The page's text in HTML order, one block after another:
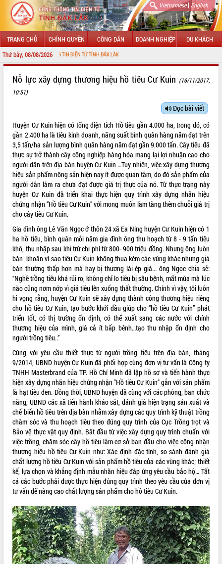
Vietnamese| English
TRANG CHỦ CHÍNH QUYỀN CÔNG DÂN DOANH NGHIỆP DU KHÁCH
Thứ bảy, 08/08/2026
THÔNG TIN ĐIỆN TỬ TỈNH ĐẮK LẮK
GIỚI THIỆU
LÃNH ĐẠO UBND TỈNH
SỞ, BAN, NGÀNH
UBND CÁC XÃ, PHƯỜNG
THÔNG TIN CHỈ ĐẠO ĐIỀU HÀNH
HỆ THỐNG VĂN BẢN
VĂN BẢN HĐND TỈNH
ĐIỂM TIN VĂN BẢN
QUY HOẠCH - KẾ HOẠCH
VIDEO
Không có file video nào để phát.
ALBUM ẢNH
Nỗ lực xây dựng thương hiệu hồ tiêu Cư Kuin (16/11/2017,
10:51)
Đọc bài viết
Huyện Cư Kuin hiện có tổng diện tích Hồ tiêu gần 4.000 ha, trong đó, có
gần 2.400 ha là tiêu kinh doanh, năng suất bình quân hàng năm đạt trên
3,5 tấn/ha sản lượng bình quân hàng năm đạt gần 9.000 tấn. Cây tiêu đã
thực sự trở thành cây công nghiệp hàng hóa mang lại lợi nhuận cao cho
người dân trên địa bàn huyện Cư Kuin …Tuy nhiên, việc xây dựng thương
hiệu sản phẩm nông sản hiện nay ít được quan tâm, do đó sản phẩm của
người dân làm ra chưa đạt được giá trị thực của nó. Từ thực trạng này
huyện Cư Kuin đã triển khai thực hiện quy trình xây dựng nhãn hiệu
chứng nhận “Hồ tiêu Cư Kuin” với mong muốn làm tăng thêm chuỗi giá trị
cho cây tiêu Cư Kuin.
Gia đình ông Lê Văn Ngọc ở thôn 24 xã Ea Ning huyện Cư Kuin hiện có 1
ha hồ tiêu, bình quân mỗi năm gia đình ông thu hoạch từ 8 - 9 tấn tiêu
khô, thu nhập sau khi trừ chi phí từ 800- 900 triệu đồng. Nhưng ông luôn
băn khoăn vì sao tiêu Cư Kuin không thua kém các vùng khác nhưng giá
bán thường thấp hơn mà hay bị thương lái ép giá... ông Ngọc chia sẻ:
“Nghề trồng tiêu khá rủi ro, không chỉ lo tiêu bị sâu bệnh, mất mùa mà lúc
nào cũng nơm nớp vì giá tiêu lên xuống thất thường. Chính vì vậy, tôi luôn
hi vọng rằng, huyện Cư Kuin sẽ xây dựng thành công thương hiệu riêng
cho hồ tiêu Cư Kuin, tạo bước khởi đầu giúp cho “hồ tiêu Cư Kuin” phát
triển tốt, có thị trường ổn định, có thể xuất sang các nước với chính
thương hiệu của mình, giá cả ít bấp bênh…tạo thu nhập ổn định cho
người trồng tiêu..”
Cùng với yêu cầu thiết thực từ người trồng tiêu trên địa bàn, tháng
9/2014, UBND huyện Cư Kuin đã phối hợp cùng đơn vị tư vấn là Công ty
TNHH Masterbrand của TP. Hồ Chí Minh đã lập hồ sơ và tiến hành thực
hiện xây dựng nhãn hiệu chứng nhận "Hồ tiêu Cư Kuin" gắn với sản phẩm
là hạt tiêu đen. Đồng thời, UBND huyện đã cùng với các phòng, ban chức
năng, UBND các xã tiến hành khảo sát, đánh giá hiện trạng sản xuất và
chế biến hồ tiêu trên địa bàn nhằm xây dựng các quy trình kỹ thuật trồng
chăm sóc và thu hoạch tiêu theo đúng quy trình của Cục Trồng trọt và
Bảo vệ thực vật quy định. Bắt đầu từ việc xây dựng quy trình chuẩn với
việc trồng, chăm sóc cây hồ tiêu làm cơ sở ban đầu cho việc công nhận
thương hiệu hồ tiêu Cư Kuin như: Xác định đặc tính, so sánh đánh giá
chất lượng hồ tiêu Cư Kuin với sản phẩm hồ tiêu của các vùng khác; thiết
kế, lựa chọn và khẳng định mẫu nhãn hiệu đáp ứng yêu cầu bảo hộ… Tất
cả các bước phải được thực hiện đúng quy trình theo yêu cầu của đơn vị
tư vấn để nâng cao chất lượng sản phẩm cho hồ tiêu Cư Kuin.